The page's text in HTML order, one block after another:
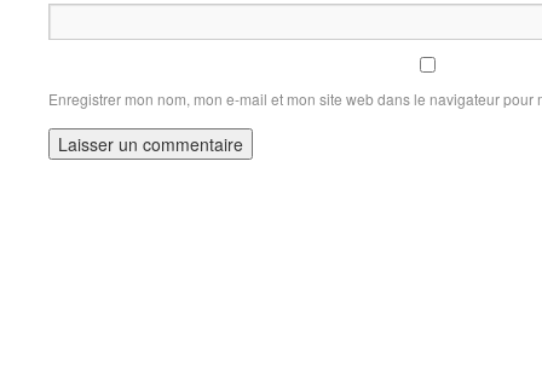
Enregistrer mon nom, mon e-mail et mon site web dans le navigateur pour